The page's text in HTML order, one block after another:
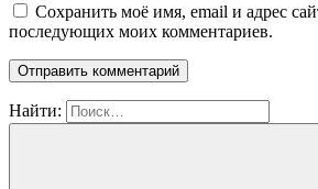
Сохранить моё имя, email и адрес
последующих моих комментариев.
Найти: